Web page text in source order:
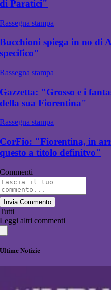
di Paratici"
Rassegna stampa
Bucchioni spiega in no di
specifico"
Rassegna stampa
Gazzetta: "Grosso e i
della sua Fiorentina"
Rassegna stampa
CorFio: "Fiorentina, in
questo a titolo definitvo"
Commenti
Invia Commento
Tutti
Leggi altri commenti
Ultime Notizie